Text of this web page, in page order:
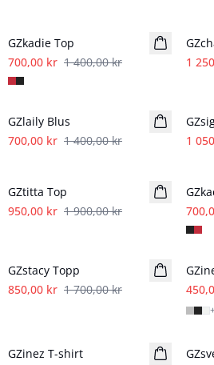
GZkadie Top
700,00 kr 1 400,00 kr
1
- 50%
GZlaily Blus
700,00 kr 1 400,00 kr
1
GZtitta Top
950,00 kr 1 900,00 kr
GZstacy Topp
850,00 kr 1 700,00 kr
- 50%
GZinez T-shirt
- 50%